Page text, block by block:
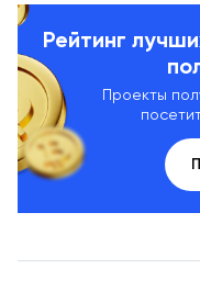
Рейтинг
Проекты